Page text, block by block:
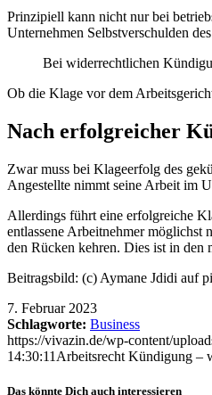
Prinzipiell kann nicht nur bei
Unternehmen Selbstverschulden
Bei widerrechtlichen
Ob die Klage vor dem
Nach erfolgreicher
Zwar muss bei Klageerfolg des
Angestellte nimmt seine Arbeit im
Allerdings führt eine erfolgreiche
entlassene Arbeitnehmer möglichst
den Rücken kehren. Dies ist in den
Beitragsbild: (c) Aymane Jdidi auf
7. Februar 2023
Schlagworte: Business
https://vivazin.de/wp-content/
14:30:11 Arbeitsrecht Kündigung –
Das könnte Dich auch interessieren